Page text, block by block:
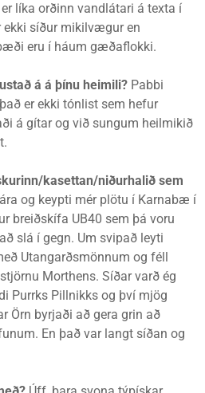
líka orðinn vandlátari á texta í
ekki síður mikilvægur en
eru í háum gæðaflokki.
á á þínu heimili? Pabbi
er ekki tónlist sem hefur
á gítar og við sungum heilmikið
kasettan/niðurhalið sem
og keypti mér plötu í Karnabæ í
breiðskífa UB40 sem þá voru
slá í gegn. Um svipað leyti
Utangarðsmönnum og féll
Morthens. Síðar varð ég
Purrks Pillnikks og því mjög
Örn byrjaði að gera grin að
En það var langt síðan og